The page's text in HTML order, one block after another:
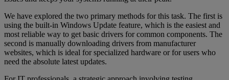
We have explored the two primary methods for this task. The first is
using the built-in Windows Update feature, which is the easiest and
most reliable way to get basic drivers for common components. The
second is manually downloading drivers from manufacturer
websites, which is ideal for specialized hardware or for users who
need the absolute latest updates.